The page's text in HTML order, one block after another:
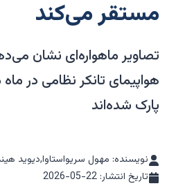
مستقر می‌کند
هواپیمای تانکر نظامی در
پارک شده‌اند
نویسنده: مهول سریواستاوا,دیوید
تاریخ انتشار: 2026-05-22